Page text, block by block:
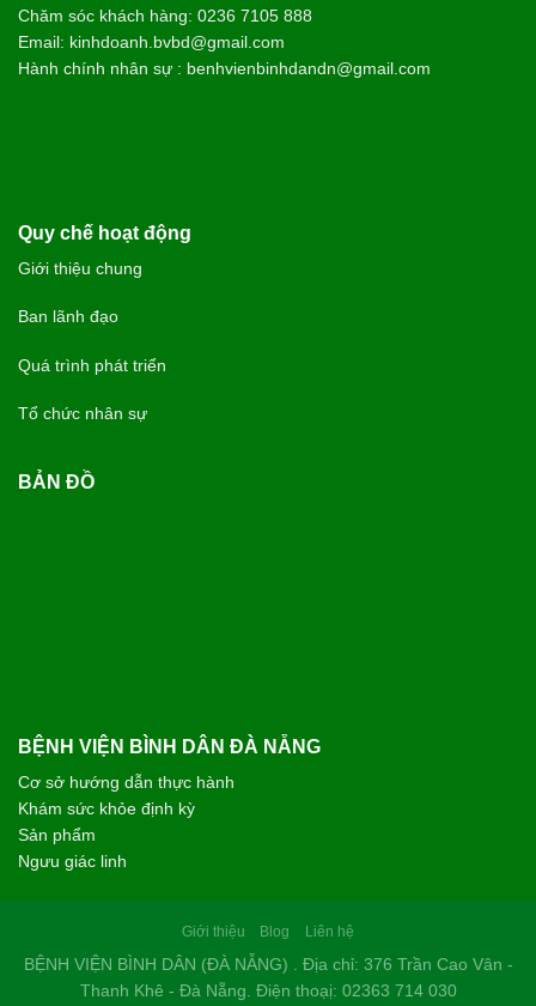
Chăm sóc khách hàng: 0236 7105 888
Email: kinhdoanh.bvbd@gmail.com
Hành chính nhân sự : benhvienbinhdandn@gmail.com
Quy chế hoạt động
Giới thiệu chung
Ban lãnh đạo
Quá trình phát triển
Tổ chức nhân sự
BẢN ĐỒ
BỆNH VIỆN BÌNH DÂN ĐÀ NẴNG
Cơ sở hướng dẫn thực hành
Khám sức khỏe định kỳ
Sản phẩm
Ngưu giác linh
Giới thiệu Blog Liên hệ
BỆNH VIỆN BÌNH DÂN (ĐÀ NẴNG) . Địa chỉ: 376 Trần Cao Vân -
Thanh Khê - Đà Nẵng. Điện thoạị: 02363 714 030